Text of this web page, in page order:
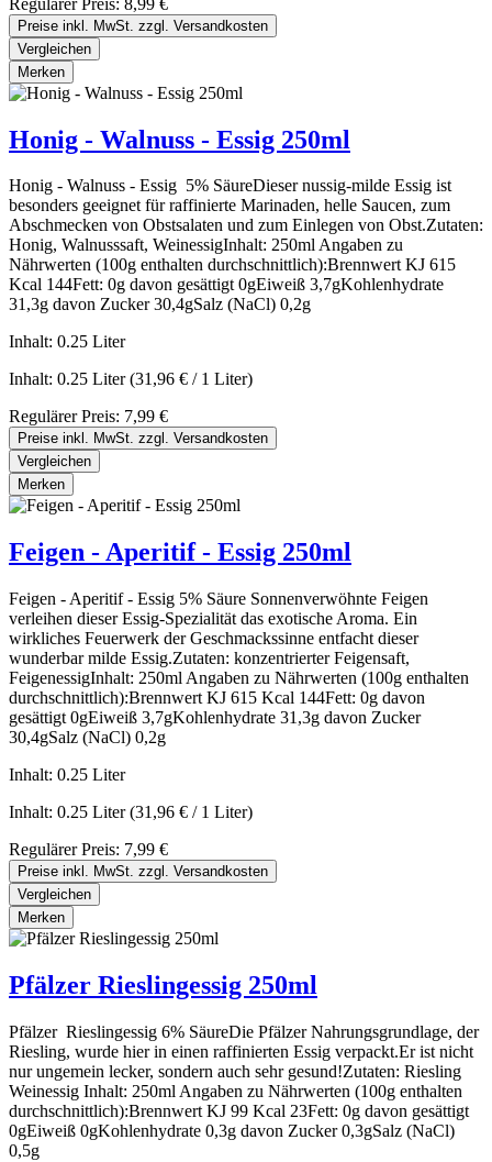
Preise inkl. MwSt. zzgl. Versandkosten
Vergleichen
Merken
Honig - Walnuss - Essig 250ml
Honig - Walnuss - Essig 5% SäureDieser nussig-milde Essig ist
besonders geeignet für raffinierte Marinaden, helle Saucen, zum
Abschmecken von Obstsalaten und zum Einlegen von Obst.Zutaten:
Honig, Walnusssaft, WeinessigInhalt: 250ml Angaben zu
Nährwerten (100g enthalten durchschnittlich):Brennwert KJ 615
Kcal 144Fett: 0g davon gesättigt 0gEiweiß 3,7gKohlenhydrate
31,3g davon Zucker 30,4gSalz (NaCl) 0,2g
Inhalt: 0.25 Liter
Inhalt: 0.25 Liter(31,96 € / 1 Liter)
Regulärer Preis: 7,99 €
Preise inkl. MwSt. zzgl. Versandkosten
Vergleichen
Merken
Feigen - Aperitif - Essig 250ml
Feigen - Aperitif - Essig 5% Säure Sonnenverwöhnte Feigen
verleihen dieser Essig-Spezialität das exotische Aroma. Ein
wirkliches Feuerwerk der Geschmackssinne entfacht dieser
wunderbar milde Essig.Zutaten: konzentrierter Feigensaft,
FeigenessigInhalt: 250ml Angaben zu Nährwerten (100g enthalten
durchschnittlich):Brennwert KJ 615 Kcal 144Fett: 0g davon
gesättigt 0gEiweiß 3,7gKohlenhydrate 31,3g davon Zucker
30,4gSalz (NaCl) 0,2g
Inhalt: 0.25 Liter
Inhalt: 0.25 Liter(31,96 € / 1 Liter)
Regulärer Preis: 7,99 €
Preise inkl. MwSt. zzgl. Versandkosten
Vergleichen
Merken
Pfälzer Rieslingessig 250ml
Pfälzer Rieslingessig 6% SäureDie Pfälzer Nahrungsgrundlage, der
Riesling, wurde hier in einen raffinierten Essig verpackt.Er ist nicht
nur ungemein lecker, sondern auch sehr gesund!Zutaten: Riesling
Weinessig Inhalt: 250ml Angaben zu Nährwerten (100g enthalten
durchschnittlich):Brennwert KJ 99 Kcal 23Fett: 0g davon gesättigt
0gEiweiß 0gKohlenhydrate 0,3g davon Zucker 0,3gSalz (NaCl)
0,5g